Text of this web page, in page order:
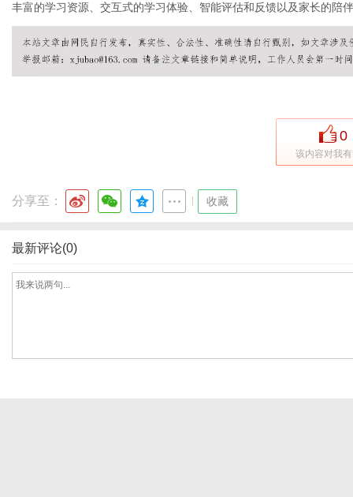
丰富的学习资源、交互式的学习体验、智能评估和反馈以及家长的陪
0
该内容对我
分享至： 收藏
最新评论(0)